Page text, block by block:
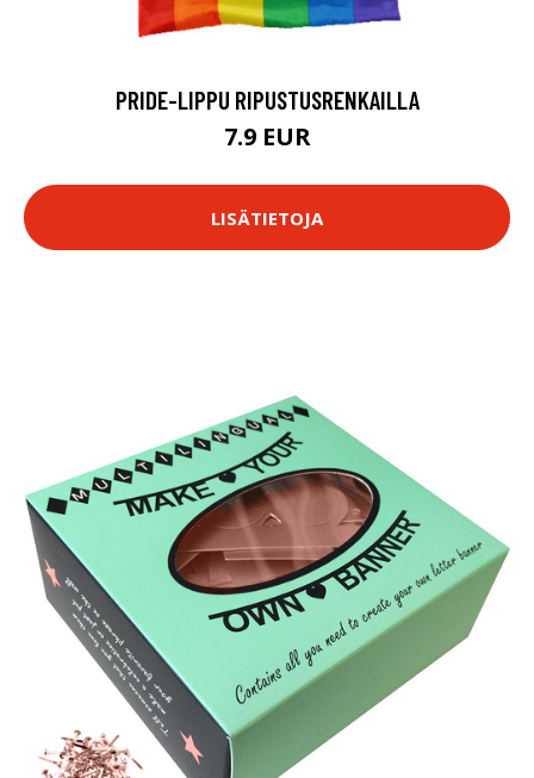
PRIDE-LIPPU RIPUSTUSRENKAILLA
7.9 EUR
LISÄTIETOJA